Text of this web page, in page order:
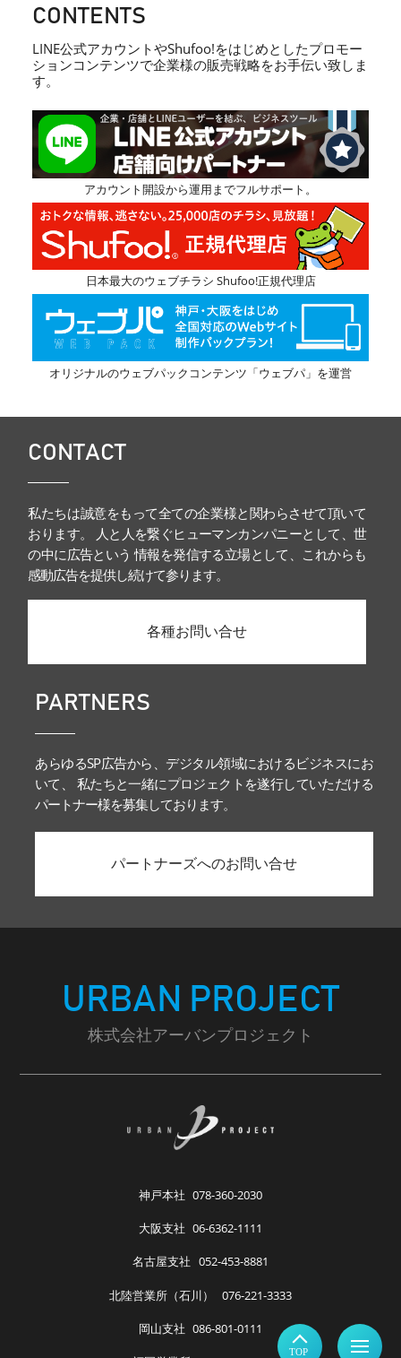
CONTENTS
LINE公式アカウントやShufoo!をはじめとしたプロモー
ションコンテンツで企業様の販売戦略をお手伝い致しま
す。
アカウント開設から運用までフルサポート。
日本最大のウェブチラシ Shufoo!正規代理店
オリジナルのウェブパックコンテンツ「ウェブパ」を運営
CONTACT
私たちは誠意をもって全ての企業様と関わらさせて頂いて
おります。 人と人を繋ぐヒューマンカンパニーとして、世
の中に広告という 情報を発信する立場として、これからも
感動広告を提供し続けて参ります。
各種お問い合せ
PARTNERS
あらゆるSP広告から、デジタル領域におけるビジネスにお
いて、 私たちと一緒にプロジェクトを遂行していただける
パートナー様を募集しております。
パートナーズへのお問い合せ
URBAN PROJECT
株式会社アーバンプロジェクト
神戸本社 078-360-2030
大阪支社 06-6362-1111
名古屋支社 052-453-8881
北陸営業所（石川） 076-221-3333
岡山支社 086-801-0111